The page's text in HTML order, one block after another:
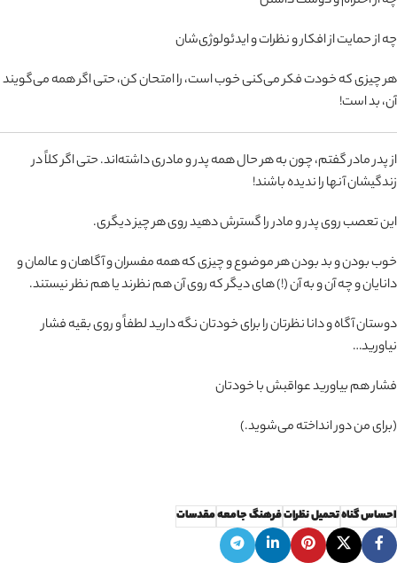
چه از حمایت از افکار و نظرات و ایدئولوژی‌شان
هر چیزی که خودت فکر می‌کنی خوب است، را امتحان کن، حتی اگر همه می‌گویند
آن، بد است!
از پدر مادر گفتم، چون به هر حال همه پدر و مادری داشته‌اند. حتی اگر کلاً در
زندگیشان آنها را ندیده باشند!
این تعصب روی پدر و مادر را گسترش دهید روی هر چیز دیگری.
خوب بودن و بد بودن هر موضوع و چیزی که همه مفسران و آگاهان و عالمان و
دانایان و چه آن و به آن (!) های دیگر که روی آن هم نظرند یا هم نظر نیستند.
دوستان آگاه و دانا نظرتان را برای خودتان نگه دارید لطفاً و روی بقیه فشار
نیاورید…
فشار هم بیاورید عواقبش با خودتان
(برای من دور انداخته می‌شوید.)
احساس گناهتحمیل نظراتفرهنگ جامعهمقدسات